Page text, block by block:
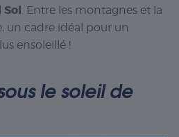
Sol. Entre les montagnes et la
un cadre idéal pour un
ensoleillé !
le soleil de